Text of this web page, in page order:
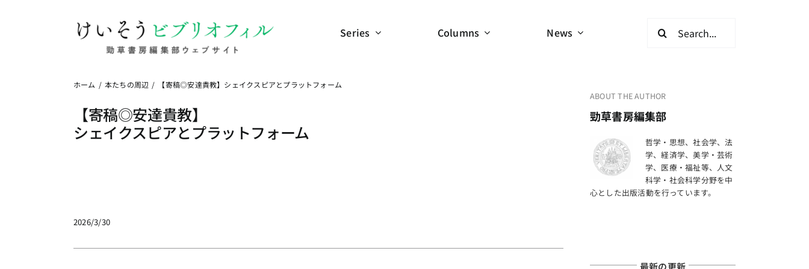
Series Columns News
ホーム 本たちの周辺 【寄稿◎安達貴教】シェイクスピアとプラットフォーム
【寄稿◎安達貴教】
シェイクスピアとプラットフォーム
ABOUT THE AUTHOR
勁草書房編集部
哲学・思想、社会学、法
学、経済学、美学・芸術
学、医療・福祉等、人文
科学・社会科学分野を中
心とした出版活動を行っています。
2026/3/30
最新の更新